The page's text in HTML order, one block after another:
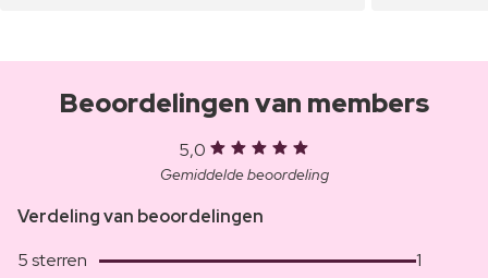
Beoordelingen van members
5,0
Gemiddelde beoordeling
Verdeling van beoordelingen
5 sterren
1